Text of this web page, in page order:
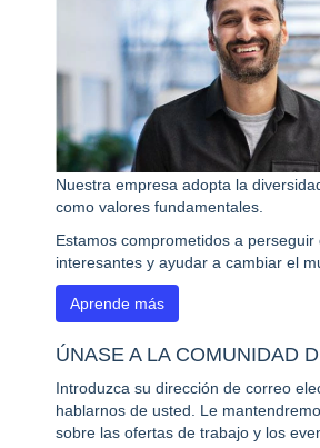
Nuestra empresa adopta la
como valores fundamentales.
Estamos comprometidos a perseguir
interesantes y ayudar a cambiar el
Aprende más
ÚNASE A LA COMUNIDAD
Introduzca su dirección de correo
hablarnos de usted. Le
sobre las ofertas de trabajo y los